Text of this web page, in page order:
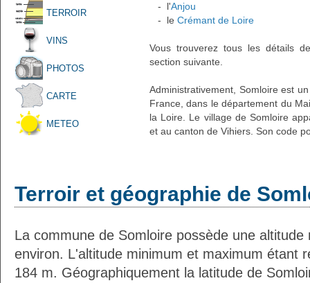
TERROIR
VINS
PHOTOS
CARTE
METEO
- l'Anjou
- le Crémant de Loire
Vous trouverez tous les détails
section suivante.
Administrativement, Somloire est
France, dans le département du
la Loire. Le village de Somloire
et au canton de Vihiers. Son code
Terroir et géographie de
La commune de Somloire possède une
environ. L'altitude minimum et maximum étant
184 m. Géographiquement la latitude de